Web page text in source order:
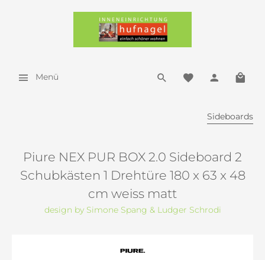
Menü
Sideboards
Piure NEX PUR BOX 2.0 Sideboard 2
Schubkästen 1 Drehtüre 180 x 63 x 48
cm weiss matt
design by Simone Spang & Ludger Schrodi